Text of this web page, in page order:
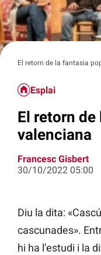
El retorn de la fantasia
Esplai
El retorn
valenciana
Francesc Gisbert
30/10/2022 05:00
Diu la dita:
cascunades».
hi ha l’estudi i la